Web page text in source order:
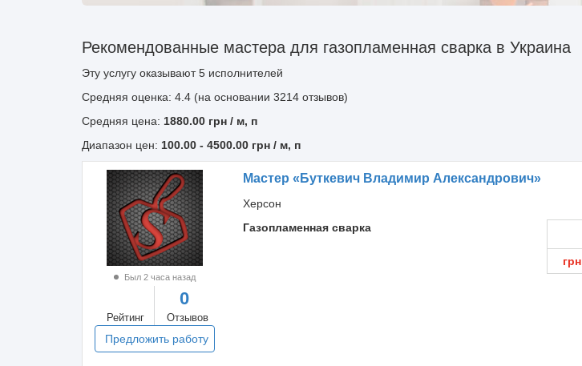
Рекомендованные мастера для газопламенная сварка в Украина
Эту услугу оказывают5 исполнителей
Средняя оценка: 4.4 (на основании 3214 отзывов)
Средняя цена: 1880.00 грн / м, п
Диапазон цен: 100.00 - 4500.00 грн / м, п
Был 2 часа назад
Рейтинг
0
Отзывов
Предложить работу
Мастер «Буткевич Владимир Александрович»
Херсон
Газопламенная сварка
грн